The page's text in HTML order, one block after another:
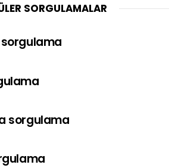
SORGULAMALAR
sorgulama